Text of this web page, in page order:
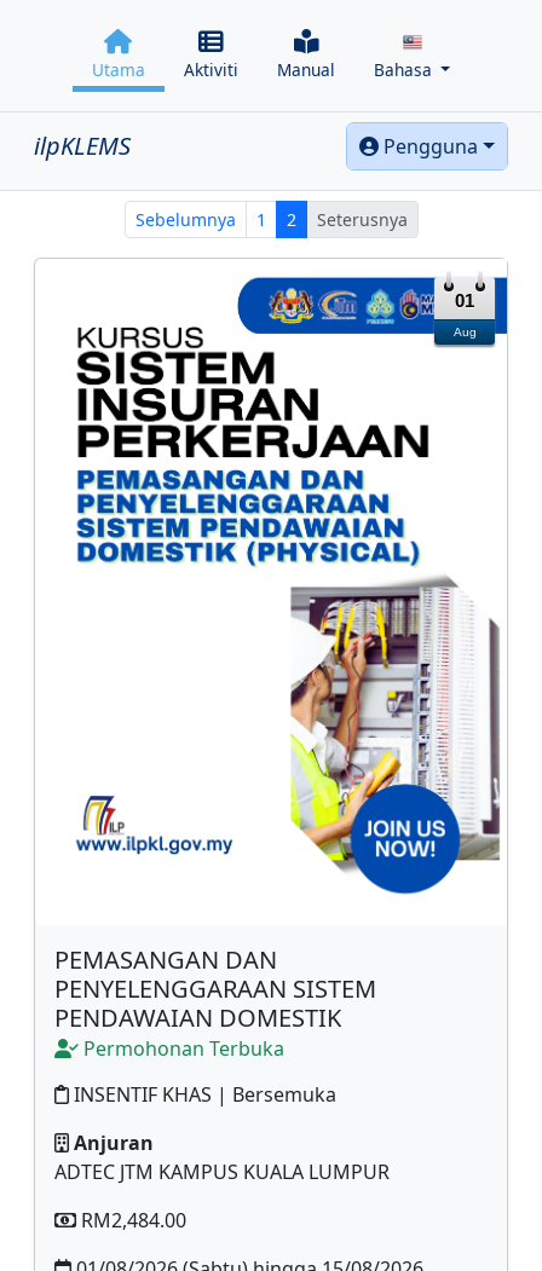
Utama Aktiviti Manual Bahasa
ilpKLEMS Pengguna
Sebelumnya 1 2 Seterusnya
01
Aug
PEMASANGAN DAN
PENYELENGGARAAN SISTEM
PENDAWAIAN DOMESTIK
Permohonan Terbuka
INSENTIF KHAS | Bersemuka
Anjuran
ADTEC JTM KAMPUS KUALA LUMPUR
RM2,484.00